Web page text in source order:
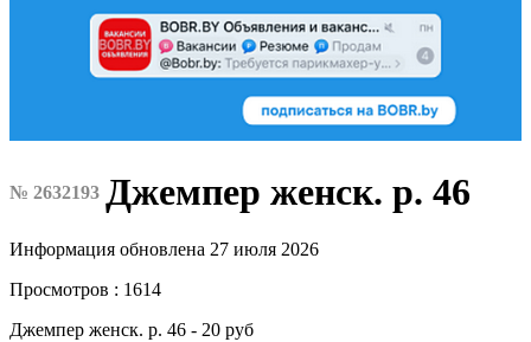
№ 2632193 Джемпер женск. р. 46
Информация обновлена 27 июля 2026
Просмотров : 1614
Джемпер женск. р. 46 - 20 руб